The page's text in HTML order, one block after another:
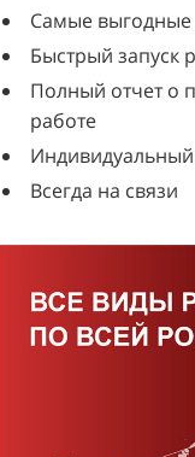
Самые
Быстрый запуск
Полный отчет о
работе
Всегда на связи